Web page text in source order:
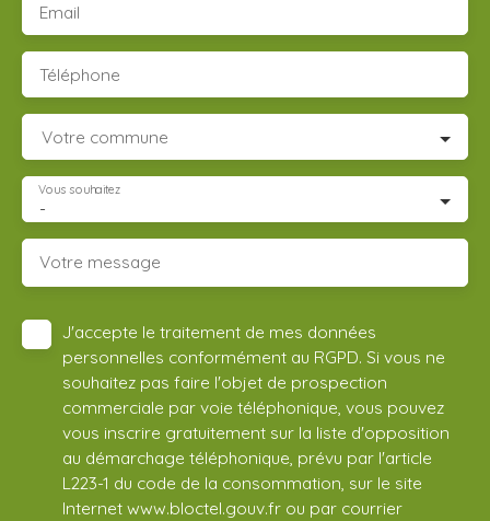
Email
Téléphone
Votre commune
-
Vous souhaitez
Votre message
J'accepte le traitement de mes données
personnelles conformément au RGPD. Si vous ne
souhaitez pas faire l'objet de prospection
commerciale par voie téléphonique, vous pouvez
vous inscrire gratuitement sur la liste d'opposition
au démarchage téléphonique, prévu par l'article
L223-1 du code de la consommation, sur le site
Internet www.bloctel.gouv.fr ou par courrier